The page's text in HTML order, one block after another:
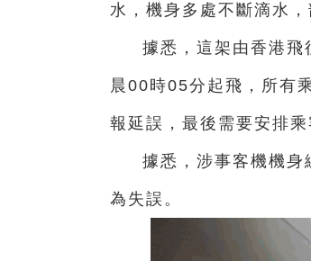
水，機身多處不斷滴水，
據悉，這架由香港飛
晨00時05分起飛，所有
報延誤，最後需要安排
據悉，涉事客機機身
為失誤。